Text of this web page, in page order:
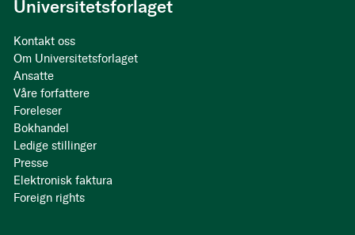
Universitetsforlaget
Kontakt oss
Om Universitetsforlaget
Ansatte
Våre forfattere
Foreleser
Bokhandel
Ledige stillinger
Presse
Elektronisk faktura
Foreign rights